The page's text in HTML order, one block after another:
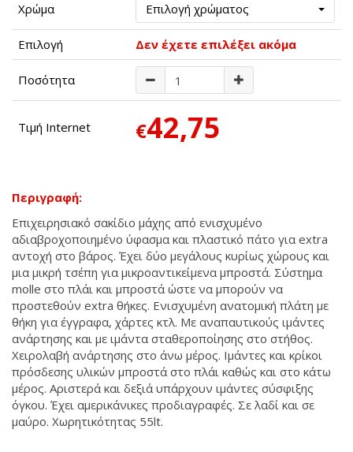
Χρώμα Επιλογή χρώματος
Επιλογή Δεν έχετε επιλέξει ακόμα
Ποσότητα
Τιμή Internet €42,75
Περιγραφή:
Επιχειρησιακό σακίδιο μάχης από ενισχυμένο
αδιαβροχοποιημένο ύφασμα και πλαστικό πάτο για extra
αντοχή στο βάρος. Έχει δύο μεγάλους κυρίως χώρους και
μια μικρή τσέπη για μικροαντικείμενα μπροστά. Σύστημα
molle στο πλάι και μπροστά ώστε να μπορούν να
προστεθούν extra θήκες. Ενισχυμένη ανατομική πλάτη με
θήκη για έγγραφα, χάρτες κτλ. Με αναπαυτικούς ιμάντες
ανάρτησης και με ιμάντα σταθεροποίησης στο στήθος.
Χειρολαβή ανάρτησης στο άνω μέρος. Ιμάντες και κρίκοι
πρόσδεσης υλικών μπροστά στο πλάι καθώς και στο κάτω
μέρος. Αριστερά και δεξιά υπάρχουν ιμάντες σύσφιξης
όγκου. Έχει αμερικάνικες προδιαγραφές. Σε λαδί και σε
μαύρο. Χωρητικότητας 55lt.